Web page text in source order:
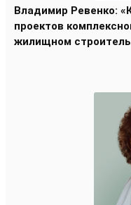
Владимир Ревенко:
проектов
жилищном